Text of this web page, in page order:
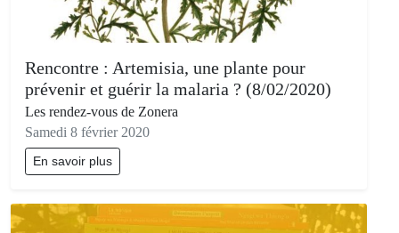
Rencontre : Artemisia, une plante pour
prévenir et guérir la malaria ? (8/02/2020)
Les rendez-vous de Zonera
Samedi 8 février 2020
En savoir plus